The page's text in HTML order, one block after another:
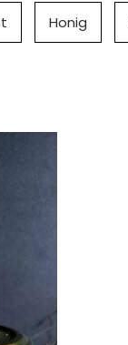
Honig